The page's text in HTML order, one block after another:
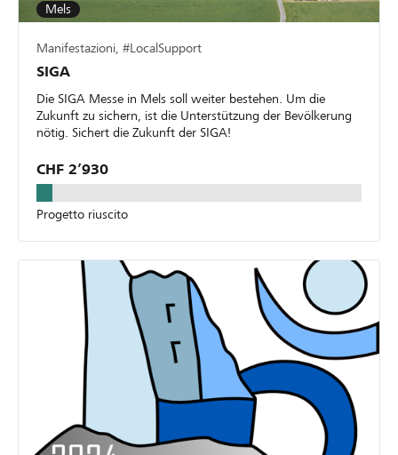
Mels
Manifestazioni, #LocalSupport
SIGA
Die SIGA Messe in Mels soll weiter bestehen. Um die
Zukunft zu sichern, ist die Unterstützung der Bevölkerung
nötig. Sichert die Zukunft der SIGA!
CHF 2’930
Progetto riuscito